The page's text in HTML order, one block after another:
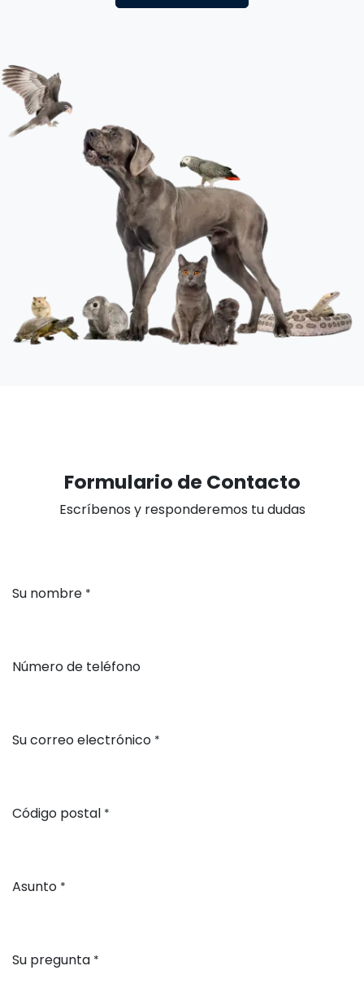
Formulario de Contacto
Escríbenos y responderemos tu dudas
Su nombre *
Número de teléfono
Su correo electrónico *
Código postal *
Asunto *
Su pregunta *